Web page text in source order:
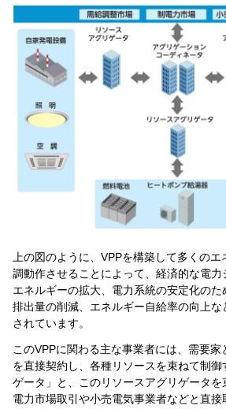
上の図のように、VPPを構築して多くのエ
調動作させることによって、経済的な電
エネルギーの拡大、電力系統の安定化の
排出量の削減、エネルギー自給率の向上
されています。
このVPPに関わる主な事業者には、需要家
を直接契約し、各種リソースを束ねて制御
ゲータ」と、このリソースアグリゲータ
電力市場取引や小売電気事業者などと直接